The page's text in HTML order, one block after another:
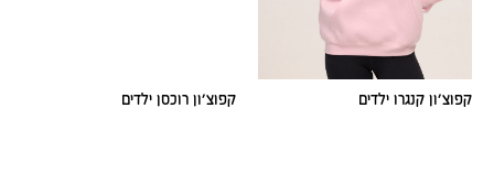
קפוצ׳ון קנגרו ילדים קפוצ׳ון רוכסן ילדים